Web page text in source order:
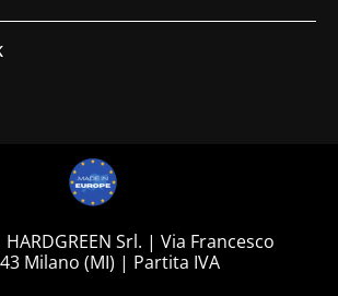
Srl. | Via Francesco
Milano (MI) | Partita IVA